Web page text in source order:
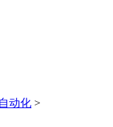
动化 >